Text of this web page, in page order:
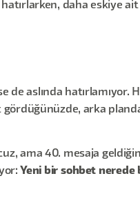
daha eskiye
de aslında
arka
ama 40. mesaja
Yeni bir sohbet nerede